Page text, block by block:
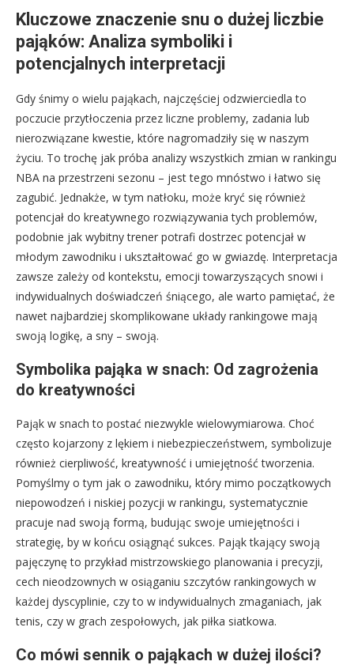
Kluczowe znaczenie snu o dużej liczbie
pająków: Analiza symboliki i
potencjalnych interpretacji
Gdy śnimy o wielu pająkach, najczęściej odzwierciedla to
poczucie przytłoczenia przez liczne problemy, zadania lub
nierozwiązane kwestie, które nagromadziły się w naszym
życiu. To trochę jak próba analizy wszystkich zmian w rankingu
NBA na przestrzeni sezonu – jest tego mnóstwo i łatwo się
zagubić. Jednakże, w tym natłoku, może kryć się również
potencjał do kreatywnego rozwiązywania tych problemów,
podobnie jak wybitny trener potrafi dostrzec potencjał w
młodym zawodniku i ukształtować go w gwiazdę. Interpretacja
zawsze zależy od kontekstu, emocji towarzyszących snowi i
indywidualnych doświadczeń śniącego, ale warto pamiętać, że
nawet najbardziej skomplikowane układy rankingowe mają
swoją logikę, a sny – swoją.
Symbolika pająka w snach: Od zagrożenia
do kreatywności
Pająk w snach to postać niezwykle wielowymiarowa. Choć
często kojarzony z lękiem i niebezpieczeństwem, symbolizuje
również cierpliwość, kreatywność i umiejętność tworzenia.
Pomyślmy o tym jak o zawodniku, który mimo początkowych
niepowodzeń i niskiej pozycji w rankingu, systematycznie
pracuje nad swoją formą, budując swoje umiejętności i
strategię, by w końcu osiągnąć sukces. Pająk tkający swoją
pajęczynę to przykład mistrzowskiego planowania i precyzji,
cech nieodzownych w osiąganiu szczytów rankingowych w
każdej dyscyplinie, czy to w indywidualnych zmaganiach, jak
tenis, czy w grach zespołowych, jak piłka siatkowa.
Co mówi sennik o pająkach w dużej ilości?